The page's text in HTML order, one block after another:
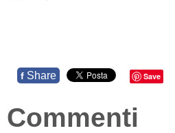
f Share Save
Commenti